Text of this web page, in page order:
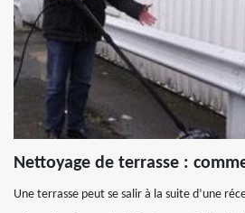
Nettoyage de terrasse :
Une terrasse peut se salir à la suite d’une